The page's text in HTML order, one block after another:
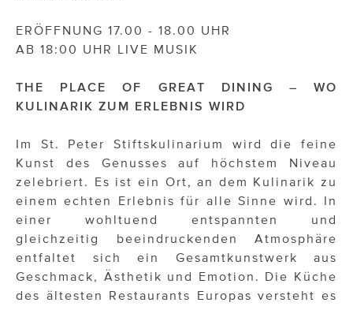
ERÖFFNUNG 17.00 - 18.00 UHR
AB 18:00 UHR LIVE MUSIK
THE PLACE OF GREAT DINING – WO
KULINARIK ZUM ERLEBNIS WIRD
Im St. Peter Stiftskulinarium wird die feine
Kunst des Genusses auf höchstem Niveau
zelebriert. Es ist ein Ort, an dem Kulinarik zu
einem echten Erlebnis für alle Sinne wird. In
einer wohltuend entspannten und
gleichzeitig beeindruckenden Atmosphäre
entfaltet sich ein Gesamtkunstwerk aus
Geschmack, Ästhetik und Emotion. Die Küche
des ältesten Restaurants Europas versteht es